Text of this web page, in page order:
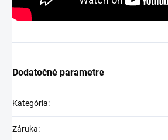
Dodatočné parametre
Kategória:
Záruka: